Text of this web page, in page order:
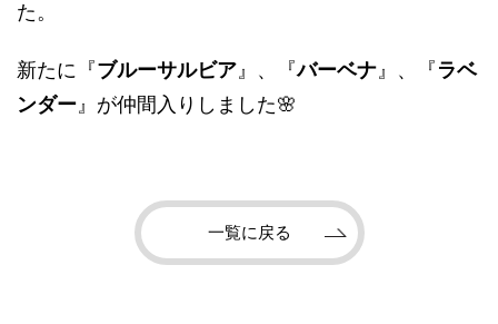
た。
新たに『ブルーサルビア』、『バーベナ』、『 ラベ
ンダー』が仲間入りしました🌸
一覧に戻る